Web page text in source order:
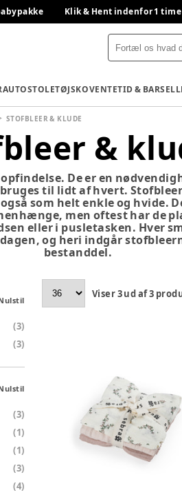
Klik & Hent indenfor 1 time
AUTOSTOLETØJSKOVENTETID & BARSEL
STOFBLEER & KLUDE
&
De er en
til lidt af hvert.
som helt enkle og hvide.
men oftest har de
eller i pusletasken. Hver
og heri indgår
bestanddel.
(3)
(3)
(3)
(1)
(1)
(3)
(4)
Viser3ud af3